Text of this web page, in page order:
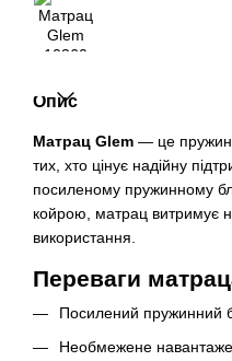
Опис
Матрац Glem — це
тих, хто цінує надійну
посиленому пружинному
койрою, матрац витримує
використання.
Переваги
Посилений пружинний
Необмежене